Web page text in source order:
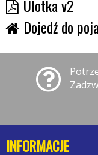
Ulotka v2
Dojedź do
INFORMACJE